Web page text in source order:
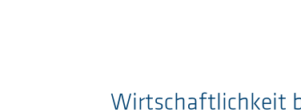
Wirtschaftlichkeit